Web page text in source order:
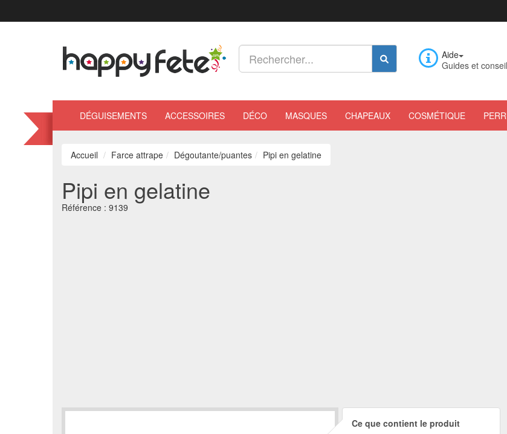
Aide
Guides et
DÉGUISEMENTS ACCESSOIRES DÉCO MASQUES CHAPEAUX COSMÉTIQUE
Accueil Farce attrape Dégoutante/puantes Pipi en gelatine
Pipi en gelatine
Référence : 9139
Ce que contient le produit